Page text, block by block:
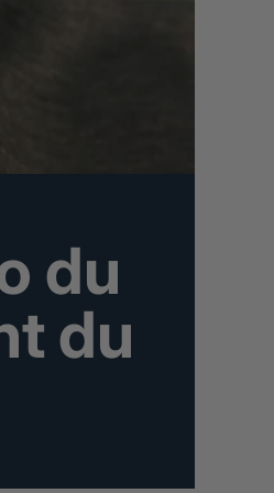
du
du